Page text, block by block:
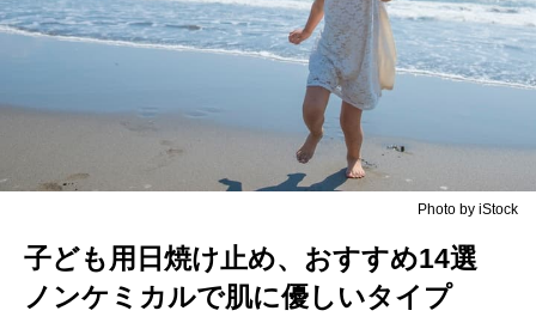
Photo by iStock
子ども用日焼け止め、おすすめ14選
ノンケミカルで肌に優しいタイプ